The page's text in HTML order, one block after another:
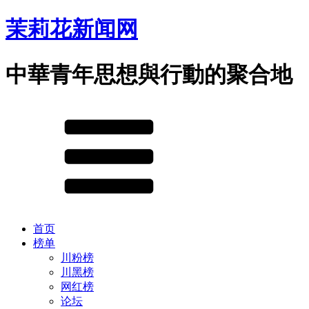
茉莉花新闻网
中華青年思想與行動的聚合地
首页
榜单
川粉榜
川黑榜
网红榜
论坛